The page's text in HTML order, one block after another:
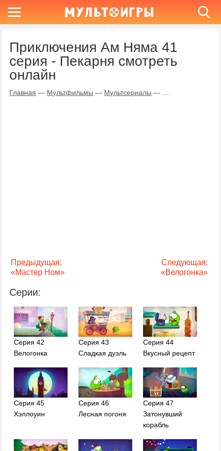
Приключения Ам Няма 41
серия - Пекарня смотреть
онлайн
Главная — Мультфильмы — Мультсериалы —
Предыдущая:
«Мастер Ном»
Следующая:
«Велогонка»
Серии:
Серия 42
Велогонка
Серия 43
Сладкая дуэль
Серия 44
Вкусный рецепт
Серия 45
Хэллоуин
Серия 46
Лесная погоня
Серия 47
Затонувший
корабль